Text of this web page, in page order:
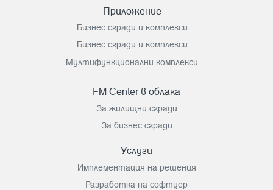
Приложение
Бизнес сгради и комплекси
Бизнес сгради и комплекси
Мултифункционални комплекси
FM Center в облака
За жилищни сгради
За бизнес сгради
Услуги
Имплементация на решения
Разработка на софтуер